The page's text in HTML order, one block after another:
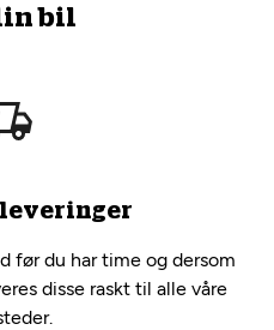
bil
før du har time og dersom
disse raskt til alle våre